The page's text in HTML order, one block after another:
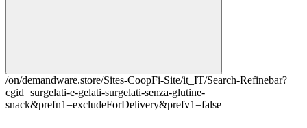
/on/demandware.store/Sites-CoopFi-Site/it_IT/Search-Refinebar?
cgid=surgelati-e-gelati-surgelati-senza-glutine-
snack&prefn1=excludeForDelivery&prefv1=false